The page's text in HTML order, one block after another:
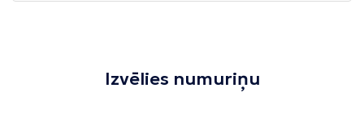
Izvēlies numuriņu